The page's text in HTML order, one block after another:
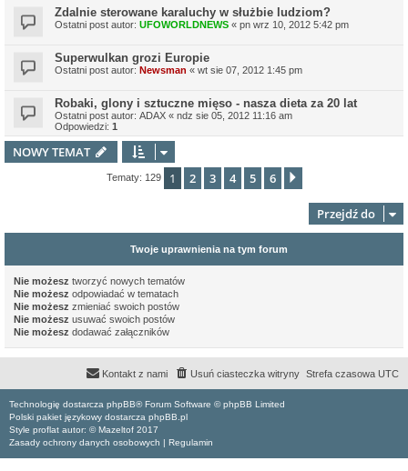
Zdalnie sterowane karaluchy w służbie ludziom?
Ostatni post autor: UFOWORLDNEWS « pn wrz 10, 2012 5:42 pm
Superwulkan grozi Europie
Ostatni post autor: Newsman « wt sie 07, 2012 1:45 pm
Robaki, glony i sztuczne mięso - nasza dieta za 20 lat
Ostatni post autor: ADAX « ndz sie 05, 2012 11:16 am
Odpowiedzi: 1
NOWY TEMAT
Tematy: 129 1 2 3 4 5 6
Przejdź do
Twoje uprawnienia na tym forum
Nie możesz tworzyć nowych tematów
Nie możesz odpowiadać w tematach
Nie możesz zmieniać swoich postów
Nie możesz usuwać swoich postów
Nie możesz dodawać załączników
Strefa czasowa UTC
Usuń ciasteczka witryny
Kontakt z nami
Technologię dostarcza phpBB® Forum Software © phpBB Limited
Polski pakiet językowy dostarcza phpBB.pl
Style proflat autor: ©Mazeltof 2017
Zasady ochrony danych osobowych | Regulamin